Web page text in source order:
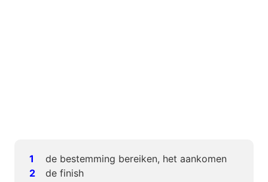
de bestemming bereiken, het aankomen
de finish